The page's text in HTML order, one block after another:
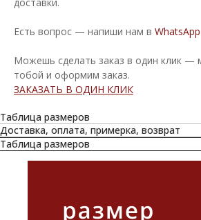
Есть вопрос — напиши нам в WhatsApp
Можешь сделать заказ в один клик —
тобой и оформим заказ.
ЗАКАЗАТЬ В ОДИН КЛИК
Таблица размеров
Доставка, оплата, примерка, возврат
Таблица размеров